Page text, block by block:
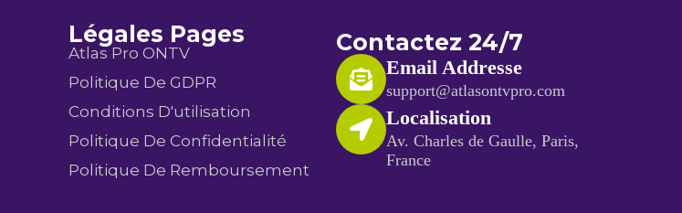
Légales Pages
Atlas Pro ONTV
Politique De GDPR
Conditions D'utilisation
Politique De Confidentialité
Politique De Remboursement
Contactez 24/7
Email Addresse
support@atlasontvpro.com
Localisation
Av. Charles de Gaulle, Paris,
France